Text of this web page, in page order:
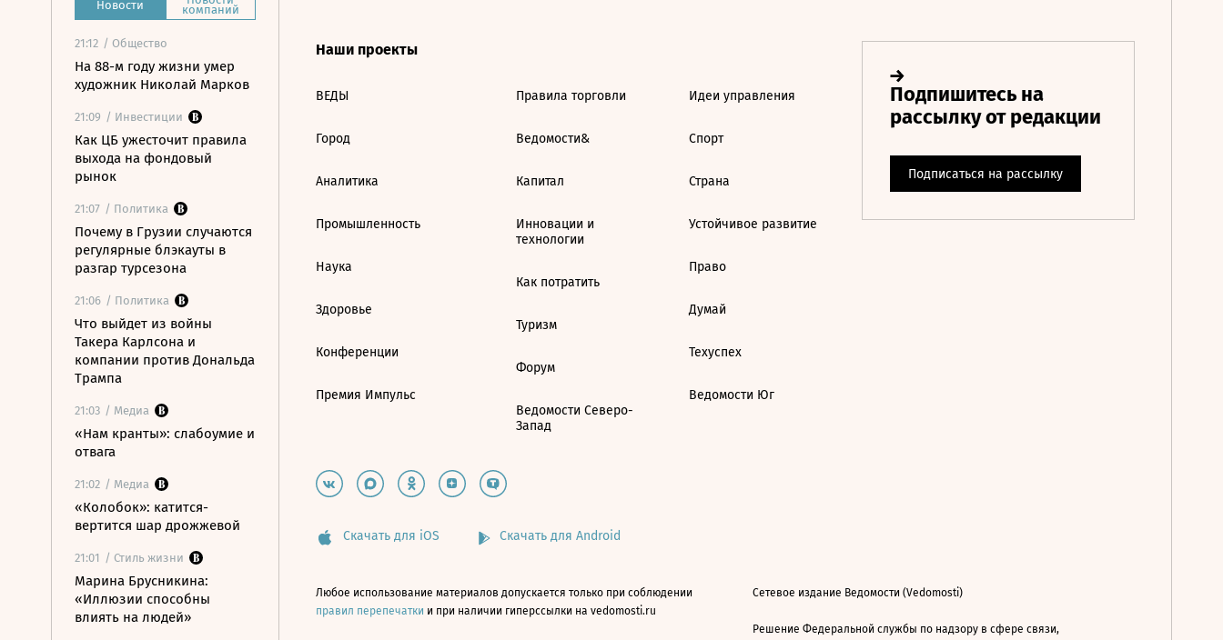
Новости компаний
21:12 / Общество
На 88-м году жизни умер
художник Николай Марков
21:09 / Инвестиции
Как ЦБ ужесточит правила
выхода на фондовый
рынок
21:07 / Политика
Почему в Грузии случаются
регулярные блэкауты в
разгар турсезона
21:06 / Политика
Что выйдет из войны
Такера Карлсона и
компании против Дональда
Трампа
21:03 / Медиа
«Нам кранты»: слабоумие и
отвага
21:02 / Медиа
«Колобок»: катится-
вертится шар дрожжевой
21:01 / Стиль жизни
Марина Брусникина:
«Иллюзии способны
влиять на людей»
Наши проекты
ВЕДЫ
Город
Аналитика
Промышленность
Наука
Здоровье
Конференции
Премия Импульс
Правила торговли
Ведомости&
Капитал
Инновации и
технологии
Как потратить
Туризм
Форум
Ведомости Северо-
Запад
Идеи управления
Спорт
Страна
Устойчивое развитие
Право
Думай
Техуспех
Ведомости Юг
Скачать для iOS Скачать для Android
Любое использование материалов допускается только при соблюдении
правил перепечатки и при наличии гиперссылки на vedomosti.ru
Сетевое издание Ведомости (Vedomosti)
Решение Федеральной службы по надзору в сфере связи,